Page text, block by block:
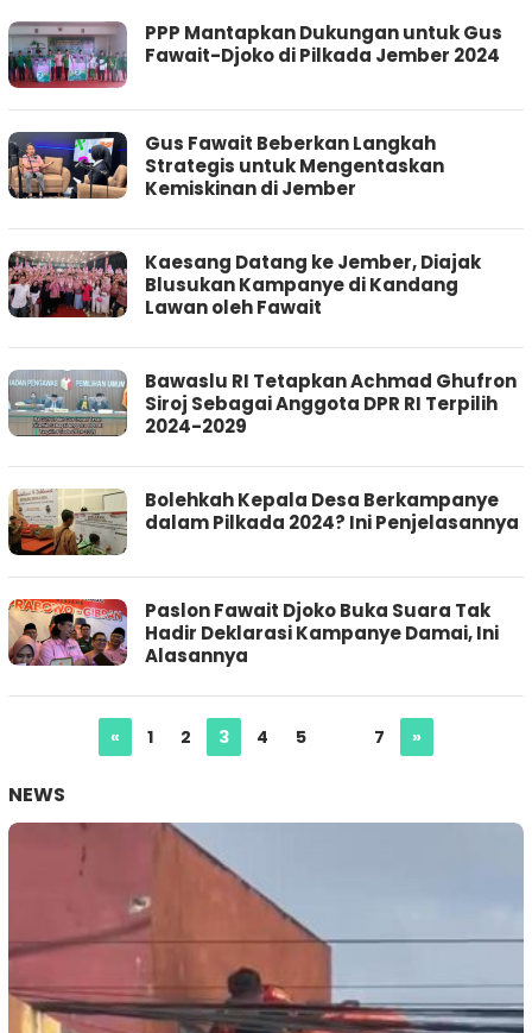
PPP Mantapkan Dukungan untuk Gus
Fawait-Djoko di Pilkada Jember 2024
Gus Fawait Beberkan Langkah
Strategis untuk Mengentaskan
Kemiskinan di Jember
Kaesang Datang ke Jember, Diajak
Blusukan Kampanye di Kandang
Lawan oleh Fawait
Bawaslu RI Tetapkan Achmad Ghufron
Siroj Sebagai Anggota DPR RI Terpilih
2024-2029
Bolehkah Kepala Desa Berkampanye
dalam Pilkada 2024? Ini Penjelasannya
Paslon Fawait Djoko Buka Suara Tak
Hadir Deklarasi Kampanye Damai, Ini
Alasannya
« 1 2 3 4 5 7 »
NEWS